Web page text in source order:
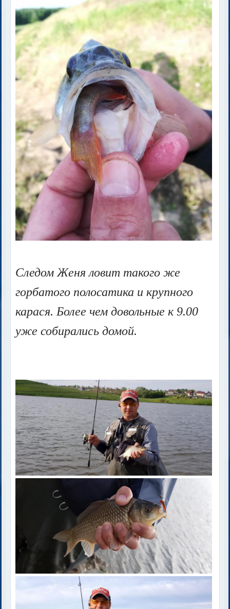
Следом Женя ловит такого же
горбатого полосатика и крупного
карася. Более чем довольные к 9.00
уже собирались домой.